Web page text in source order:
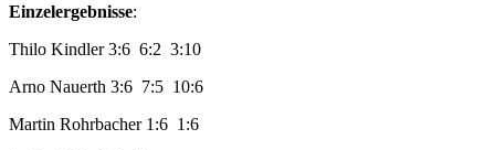
Einzelergebnisse:
Thilo Kindler 3:6 6:2 3:10
Arno Nauerth 3:6 7:5 10:6
Martin Rohrbacher 1:6 1:6